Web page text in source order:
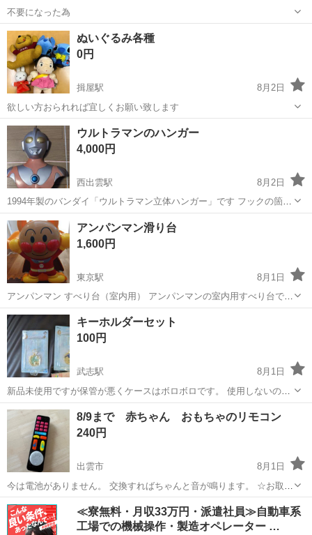
不要になった為
島根 松江市 東松江駅 テレビゲーム
ぬいぐるみ各種
0円
揖屋駅
8月2日
欲しい方おられれば宜しくお願い致します
島根 松江市 揖屋駅
ウルトラマンのハンガー
4,000円
西出雲駅
8月2日
1994年製のバンダイ「ウルトラマン立体ハンガー」です フックの箇所
は錆びて 色褪せ感があります。 縦がハンガーから下まで50センチく
らい 横は肩のところでわ40センチくらいかなー…です。 普通に服を着
せてハンガーとして使え...
島根 出雲市 西出雲駅 おもちゃ
アンパンマン滑り台
1,600円
東京駅
8月1日
アンパンマン すべり台（室内用） アンパンマンの室内用すべり台で
す。 サイズ：約 幅1.5m × 高さ40cm 室内のみで使用 使用に伴う小傷
やスレはありますが、まだまだ遊んでいただけます。 写真のとおり、
アンパンマンのデザ...
島根 松江市 おもちゃ
キーホルダーセット
100円
武志駅
8月1日
新品未使用ですが保管が悪くケースはボロボロです。 使用しないので
出品します。
島根 出雲市 武志駅 キーホルダー
8/9まで 赤ちゃん おもちゃのリモコン
240円
出雲市
8月1日
今は電池がありません。 交換すればちゃんと音が鳴ります。 ☆お取り
置きは致しません。 ☆基本出品から1ヶ月で削除予定です。 ☆自宅保
管品、USED品です。喫煙者、ペットはいません。サイズ、汚れ等の
確認は素人検品です。 ☆ド...
島根 出雲市 おもちゃ リモコン
≪寮無料・月収33万円・派遣社員≫自動車系
工場での機械操作・製造オペレーター …